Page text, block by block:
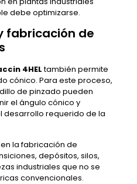
debe optimizarse.
fabricación de
4HELtambién permite
cónico. Para este proceso,
de pinzado pueden
el ángulo cónico y
desarrollo requerido de la
la fabricación de
depósitos, silos,
industriales que no se
convencionales.